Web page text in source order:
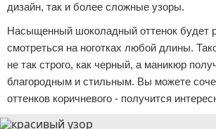
дизайн, так и более сложные узоры.
Насыщенный шоколадный оттенок будет
смотреться на ноготках любой длины.
не так строго, как черный, а маникюр
благородным и стильным. Вы можете
оттенков коричневого - получится